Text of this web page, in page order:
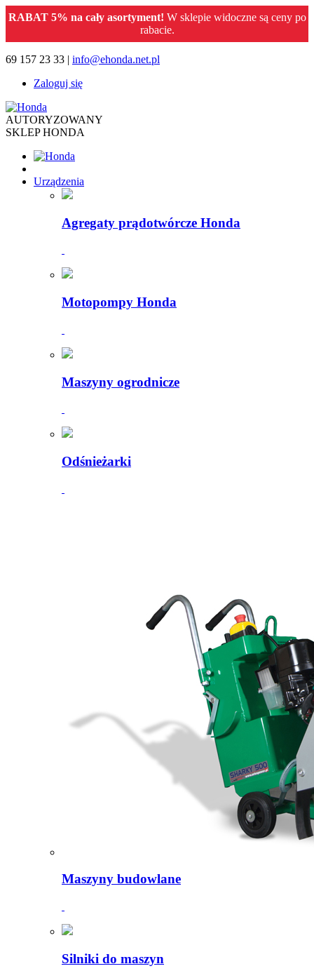
RABAT 5% na cały asortyment! W sklepie widoczne są ceny po
rabacie.
69 157 23 33 | info@ehonda.net.pl
Zaloguj się
AUTORYZOWANY
SKLEP HONDA
Urządzenia
Agregaty prądotwórcze Honda
Motopompy Honda
Maszyny ogrodnicze
Odśnieżarki
Maszyny budowlane
Silniki do maszyn